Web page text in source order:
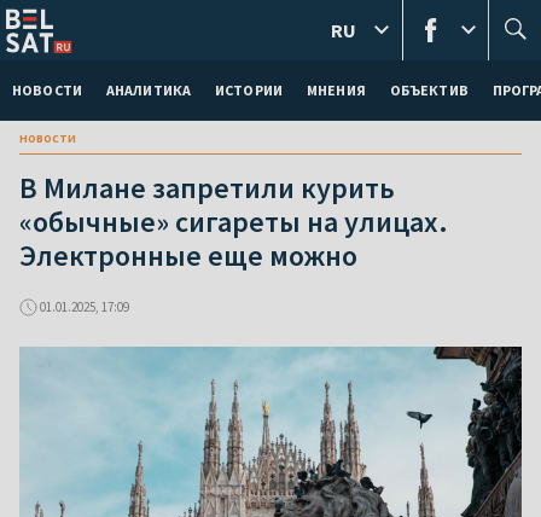
НОВОСТИ АНАЛИТИКА ИСТОРИИ МНЕНИЯ ОБЪЕКТИВ
RU
новости
В Милане запретили курить
«обычные» сигареты на улицах.
Электронные еще можно
01.01.2025, 17:09